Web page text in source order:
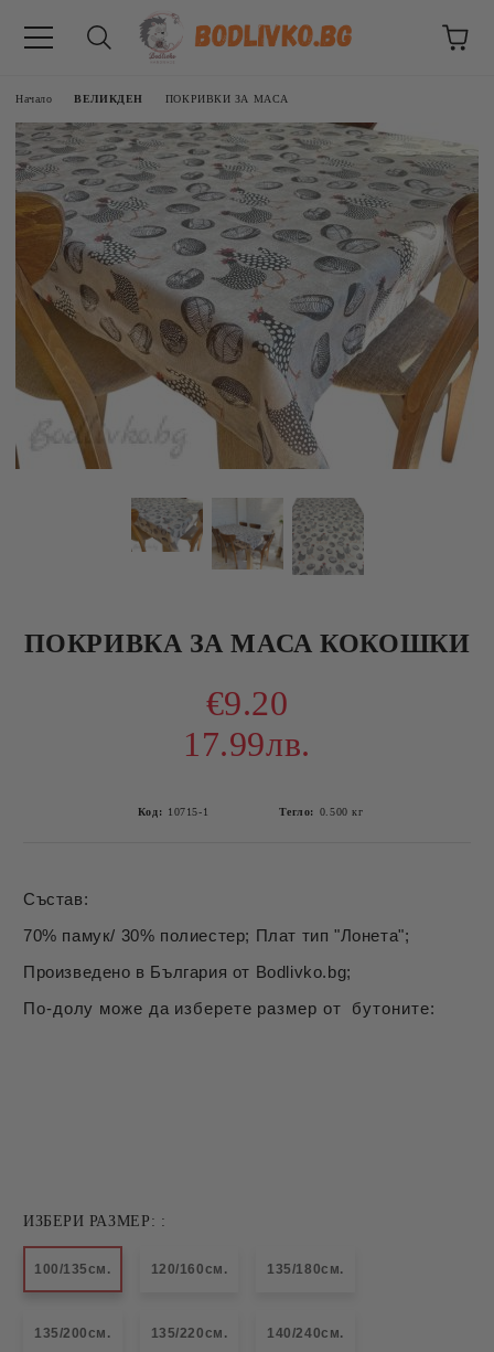
Начало ВЕЛИКДЕН ПОКРИВКИ ЗА МАСА
ПОКРИВКА ЗА МАСА КОКОШКИ
€9.20
17.99лв.
Код: 10715-1 Тегло: 0.500 кг
Състав:
70% памук/ 30% полиестер; Плат тип "Лонета";
Произведено в България от Bodlivko.bg;
По-долу може да изберете размер от бутоните:
ИЗБЕРИ РАЗМЕР: :
100/135см. 120/160см. 135/180см.
135/200см. 135/220см. 140/240см.